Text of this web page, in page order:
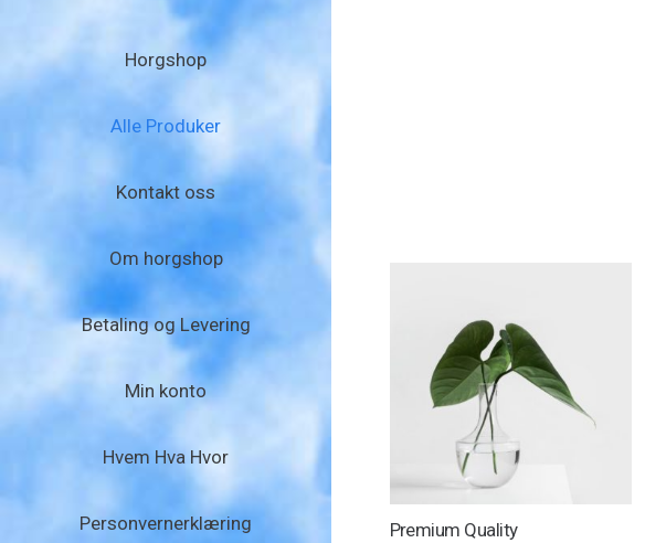
Horgshop
Alle Produker
Kontakt oss
Om horgshop
Betaling og Levering
Min konto
Hvem Hva Hvor
Personvernerklæring
Premium Quality